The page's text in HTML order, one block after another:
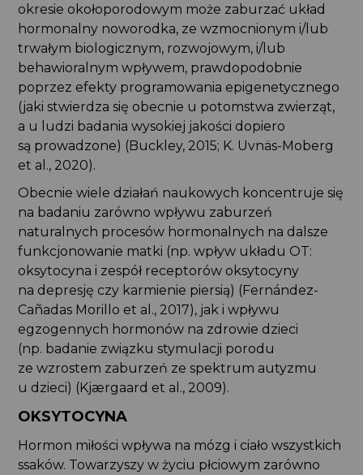
okresie okołoporodowym może zaburzać układ
hormonalny noworodka, ze wzmocnionym i/lub
trwałym biologicznym, rozwojowym, i/lub
behawioralnym wpływem, prawdopodobnie
poprzez efekty programowania epigenetycznego
(jaki stwierdza się obecnie u potomstwa zwierząt,
a u ludzi badania wysokiej jakości dopiero
są prowadzone) (Buckley, 2015; K. Uvnäs-Moberg
et al., 2020).
Obecnie wiele działań naukowych koncentruje się
na badaniu zarówno wpływu zaburzeń
naturalnych procesów hormonalnych na dalsze
funkcjonowanie matki (np. wpływ układu OT:
oksytocyna i zespół receptorów oksytocyny
na depresję czy karmienie piersią) (Fernández-
Cañadas Morillo et al., 2017), jak i wpływu
egzogennych hormonów na zdrowie dzieci
(np. badanie związku stymulacji porodu
ze wzrostem zaburzeń ze spektrum autyzmu
u dzieci) (Kjærgaard et al., 2009).
OKSYTOCYNA
Hormon miłości wpływa na mózg i ciało wszystkich
ssaków. Towarzyszy w życiu płciowym zarówno